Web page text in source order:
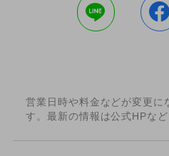
営業日時や料金などが変更に
す。最新の情報は公式HPなど